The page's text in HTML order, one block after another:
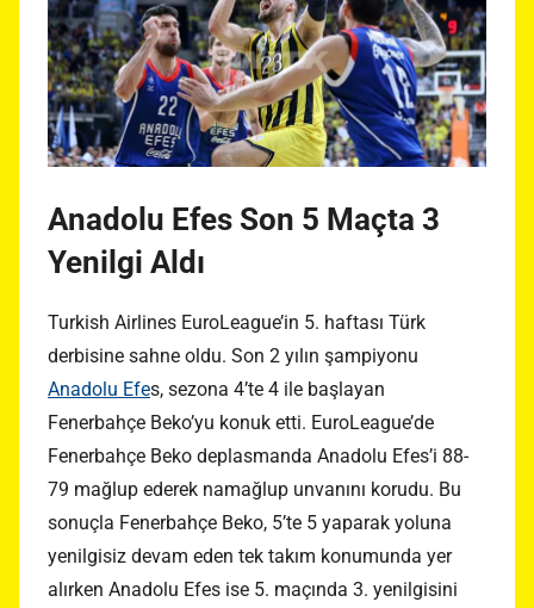
Anadolu Efes Son 5 Maçta 3
Yenilgi Aldı
Turkish Airlines EuroLeague’in 5. haftası Türk
derbisine sahne oldu. Son 2 yılın şampiyonu
Anadolu Efes, sezona 4’te 4 ile başlayan
Fenerbahçe Beko’yu konuk etti. EuroLeague’de
Fenerbahçe Beko deplasmanda Anadolu Efes’i 88-
79 mağlup ederek namağlup unvanını korudu. Bu
sonuçla Fenerbahçe Beko, 5’te 5 yaparak yoluna
yenilgisiz devam eden tek takım konumunda yer
alırken Anadolu Efes ise 5. maçında 3. yenilgisini